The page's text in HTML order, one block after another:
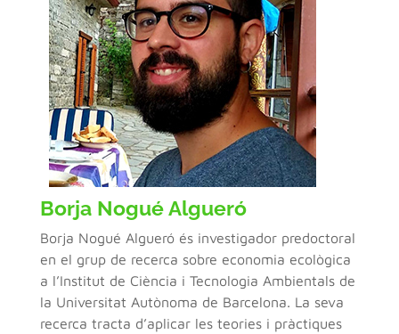
Borja Nogué Algueró
Borja Nogué Algueró és investigador predoctoral
en el grup de recerca sobre economia ecològica
a l’Institut de Ciència i Tecnologia Ambientals de
la Universitat Autònoma de Barcelona. La seva
recerca tracta d’aplicar les teories i pràctiques